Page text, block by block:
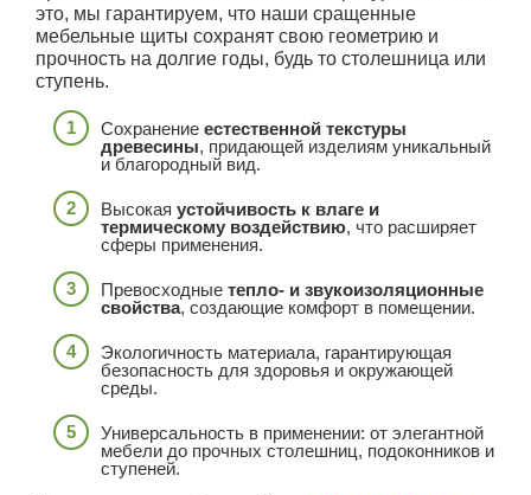
это, мы гарантируем, что наши сращенные
мебельные щиты сохранят свою геометрию и
прочность на долгие годы, будь то столешница или
ступень.
Сохранение естественной текстуры
древесины, придающей изделиям уникальный
и благородный вид.
Высокая устойчивость к влаге и
термическому воздействию, что расширяет
сферы применения.
Превосходные тепло- и звукоизоляционные
свойства, создающие комфорт в помещении.
Экологичность материала, гарантирующая
безопасность для здоровья и окружающей
среды.
Универсальность в применении: от элегантной
мебели до прочных столешниц, подоконников и
ступеней.